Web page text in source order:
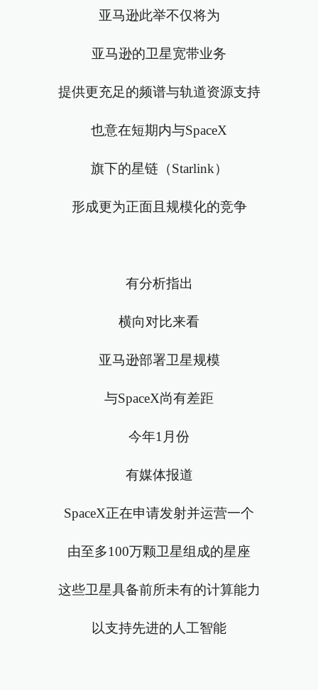
亚马逊此举不仅将为
亚马逊的卫星宽带业务
提供更充足的频谱与轨道资源支持
也意在短期内与SpaceX
旗下的星链（Starlink）
形成更为正面且规模化的竞争
有分析指出
横向对比来看
亚马逊部署卫星规模
与SpaceX尚有差距
今年1月份
有媒体报道
SpaceX正在申请发射并运营一个
由至多100万颗卫星组成的星座
这些卫星具备前所未有的计算能力
以支持先进的人工智能